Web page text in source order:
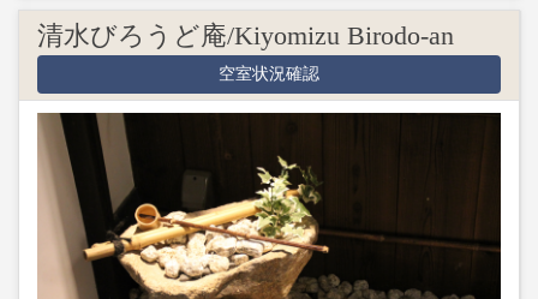
清水びろうど庵/Kiyomizu Birodo-an
空室状況確認